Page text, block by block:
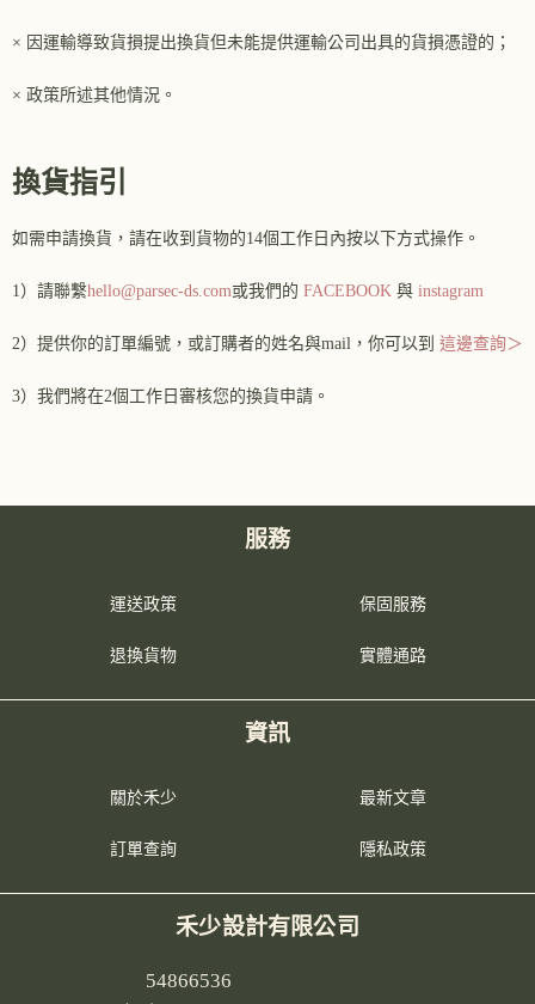
× 因運輸導致貨損提出換貨但未能提供運輸公司出具的貨損憑證的；
× 政策所述其他情況。
換貨指引
如需申請換貨，請在收到貨物的14個工作日內按以下方式操作。
1）請聯繫hello@parsec-ds.com或我們的 FACEBOOK 與 instagram
2）提供你的訂單編號，或訂購者的姓名與mail，你可以到 這邊查詢＞
3）我們將在2個工作日審核您的換貨申請。
服務
運送政策 保固服務
退換貨物 實體通路
資訊
關於禾少 最新文章
訂單查詢 隱私政策
禾少設計有限公司
54866536